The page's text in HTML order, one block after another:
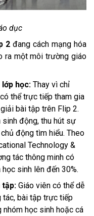
dục
2đang cách mạng hóa
ra một môi trường giáo
học: Thay vì chỉ
thể trực tiếp tham gia
bài tập trên Flip 2.
động, thu hút sự
động tìm hiểu. Theo
Technology &
tác thông minh có
sinh lên đến 30%.
tập: Giáo viên có thể dễ
tác, bài tập trực tiếp
nhóm học sinh hoặc cá